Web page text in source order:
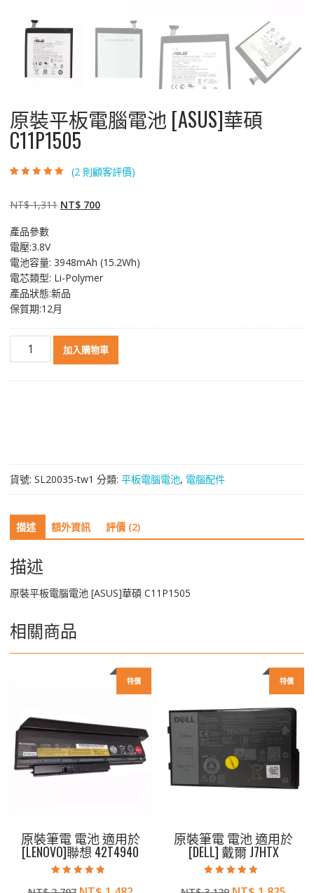
原裝平板電腦電池 [ASUS]華碩
C11P1505
行評分
(2 則顧客評價)
NT$1,311 原
NT$ 1,311。
NT$700目
NT$ 700。
產品參數
電壓:3.8V
電池容量: 3948mAh (15.2Wh)
電芯類型: Li-Polymer
產品狀態:新品
保質期:12月
[ASUS]
華
碩
C11P1505
數
量
加入購物車
貨號: SL20035-tw1 分類: 平板電腦電池, 電腦配件
描述 額外資訊 評價 (2)
描述
原裝平板電腦電池 [ASUS]華碩 C11P1505
相關商品
特價
原裝筆電 電池 適用於
[LENOVO]聯想 42T4940
4.50
特價
原裝筆電 電池 適用於
[DELL] 戴爾 J7HTX
4.50